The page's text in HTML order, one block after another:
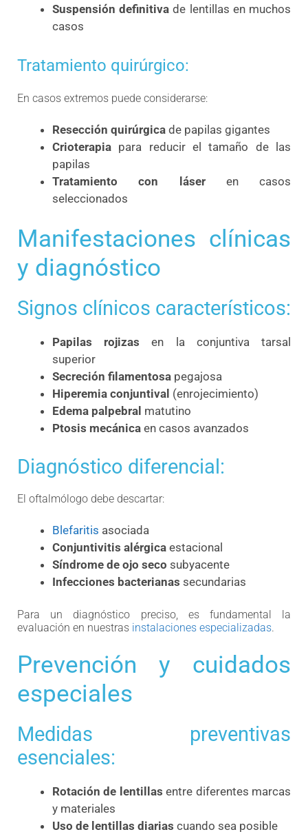
Suspensión definitiva de lentillas en muchos
casos
Tratamiento quirúrgico:
En casos extremos puede considerarse:
Resección quirúrgica de papilas gigantes
Crioterapia para reducir el tamaño de las
papilas
Tratamiento con láseren casos
seleccionados
Manifestaciones clínicas
y diagnóstico
Signos clínicos característicos:
Papilas rojizas en la conjuntiva tarsal
superior
Secreción filamentosa pegajosa
Hiperemia conjuntival (enrojecimiento)
Edema palpebral matutino
Ptosis mecánica en casos avanzados
Diagnóstico diferencial:
El oftalmólogo debe descartar:
Blefaritis asociada
Conjuntivitis alérgica estacional
Síndrome de ojo seco subyacente
Infecciones bacterianas secundarias
Para un diagnóstico preciso, es fundamental la
evaluación en nuestras instalaciones especializadas.
Prevención y cuidados
especiales
Medidas preventivas
esenciales:
Rotación de lentillas entre diferentes marcas
y materiales
Uso de lentillas diarias cuando sea posible